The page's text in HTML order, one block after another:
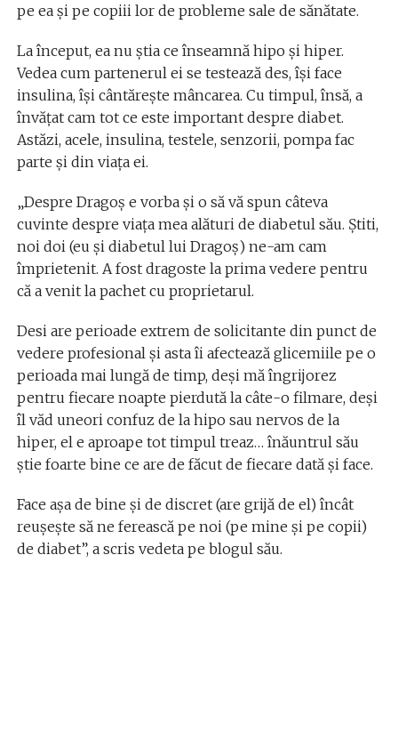
pe ea și pe copiii lor de probleme sale de sănătate.
La început, ea nu știa ce înseamnă hipo și hiper.
Vedea cum partenerul ei se testează des, își face
insulina, își cântărește mâncarea. Cu timpul, însă, a
învățat cam tot ce este important despre diabet.
Astăzi, acele, insulina, testele, senzorii, pompa fac
parte și din viața ei.
„Despre Dragoș e vorba și o să vă spun câteva
cuvinte despre viața mea alături de diabetul său. Știti,
noi doi (eu și diabetul lui Dragoș) ne-am cam
împrietenit. A fost dragoste la prima vedere pentru
că a venit la pachet cu proprietarul.
Desi are perioade extrem de solicitante din punct de
vedere profesional și asta îi afectează glicemiile pe o
perioada mai lungă de timp, deși mă îngrijorez
pentru fiecare noapte pierdută la câte-o filmare, deși
îl văd uneori confuz de la hipo sau nervos de la
hiper, el e aproape tot timpul treaz… înăuntrul său
știe foarte bine ce are de făcut de fiecare dată și face.
Face așa de bine și de discret (are grijă de el) încât
reușește să ne ferească pe noi (pe mine și pe copii)
de diabet”, a scris vedeta pe blogul său.